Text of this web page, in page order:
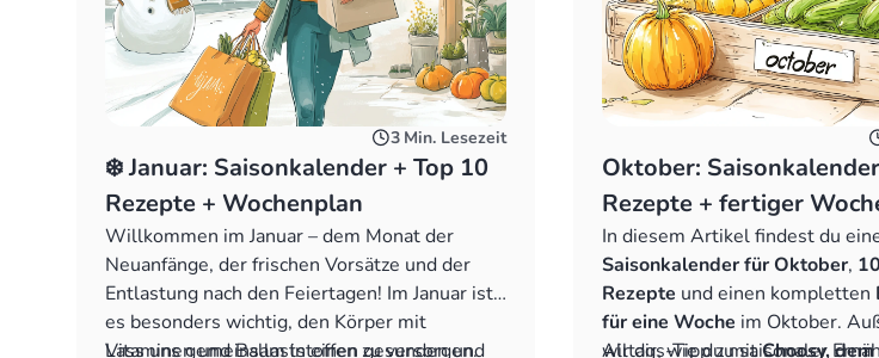
3 Min. Lesezeit
❄️ Januar: Saisonkalender + Top 10
Rezepte + Wochenplan
Willkommen im Januar – dem Monat der
Neuanfänge, der frischen Vorsätze und der
Entlastung nach den Feiertagen! Im Januar ist
es besonders wichtig, den Körper mit
Vitaminen und Ballaststoffen zu versorgen.
Lass uns gemeinsam in einen gesunden und
Oktober:
Rezepte + fertiger
In diesem Artikel findest du
Saisonkalender für Oktober,
Rezepte und einen kompletten
für eine Woche im Oktober.
wir dir, wie du mitChoosy,
Alltags-Tipp zu saisonaler